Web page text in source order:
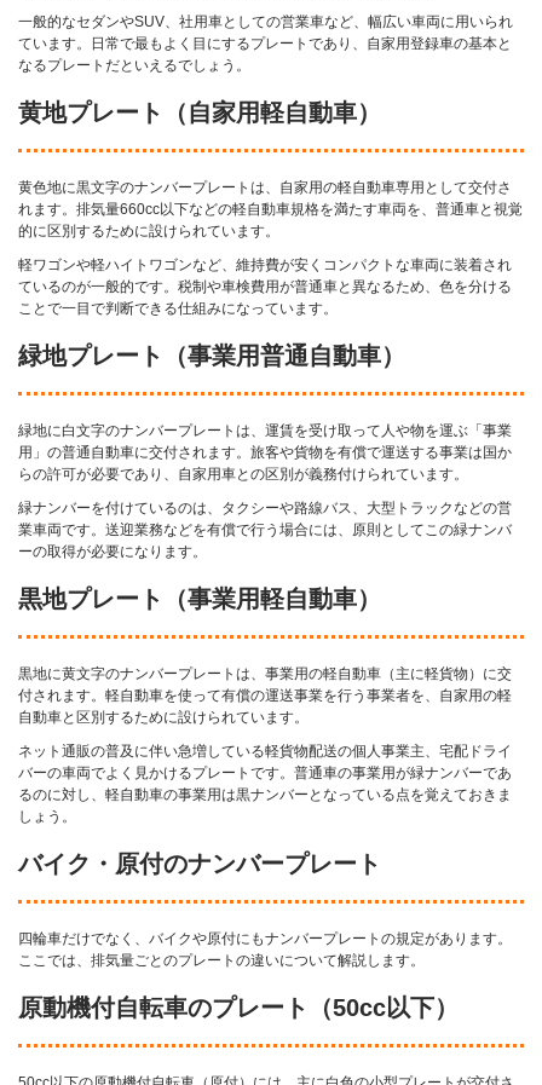
一般的なセダンやSUV、社用車としての営業車など、幅広い車両に用いられ
ています。日常で最もよく目にするプレートであり、自家用登録車の基本と
なるプレートだといえるでしょう。
黄地プレート（自家用軽自動車）
黄色地に黒文字のナンバープレートは、自家用の軽自動車専用として交付さ
れます。排気量660cc以下などの軽自動車規格を満たす車両を、普通車と視覚
的に区別するために設けられています。
軽ワゴンや軽ハイトワゴンなど、維持費が安くコンパクトな車両に装着され
ているのが一般的です。税制や車検費用が普通車と異なるため、色を分ける
ことで一目で判断できる仕組みになっています。
緑地プレート（事業用普通自動車）
緑地に白文字のナンバープレートは、運賃を受け取って人や物を運ぶ「事業
用」の普通自動車に交付されます。旅客や貨物を有償で運送する事業は国か
らの許可が必要であり、自家用車との区別が義務付けられています。
緑ナンバーを付けているのは、タクシーや路線バス、大型トラックなどの営
業車両です。送迎業務などを有償で行う場合には、原則としてこの緑ナンバ
ーの取得が必要になります。
黒地プレート（事業用軽自動車）
黒地に黄文字のナンバープレートは、事業用の軽自動車（主に軽貨物）に交
付されます。軽自動車を使って有償の運送事業を行う事業者を、自家用の軽
自動車と区別するために設けられています。
ネット通販の普及に伴い急増している軽貨物配送の個人事業主、宅配ドライ
バーの車両でよく見かけるプレートです。普通車の事業用が緑ナンバーであ
るのに対し、軽自動車の事業用は黒ナンバーとなっている点を覚えておきま
しょう。
バイク・原付のナンバープレート
四輪車だけでなく、バイクや原付にもナンバープレートの規定があります。
ここでは、排気量ごとのプレートの違いについて解説します。
原動機付自転車のプレート（50cc以下）
50cc以下の原動機付自転車（原付）には、主に白色の小型プレートが交付さ